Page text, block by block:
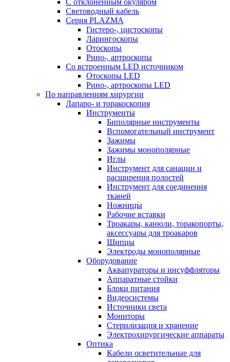
Световодный кабель
Серия PLAZMA
Гистеро-, цистоскопы
Ларингоскопы
Отоскопы
Рино-, артроскопы
Со встроенным LED источником
Отоскопы LED
Рино-, артроскопы LED
По направлениям хирургии
Лапаро- и торакоскопия
Инструменты
Биполярные инструменты
Вспомогательный инструмент
Зажимы
Зажимы монополярные
Иглы
Инструмент для санации и
расширения полостей
Инструмент для соединения
тканей
Ножницы
Рабочие вставки
Троакары, канюли, торакопорты,
аксессуары для троакаров
Щипцы
Электроды монополярные
Оборудование
Аквапураторы и инсуффляторы
Аппаратные стойки
Блоки питания
Видеосистемы
Источники света
Мониторы
Стерилизация и хранение
Электрохирургические аппараты
Оптика
Кабели осветительные для